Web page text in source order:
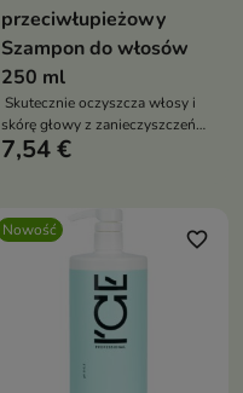
przeciwłupieżowy
Szampon do włosów
250 ml
Skutecznie oczyszcza włosy i
skórę głowy z zanieczyszczeń
oraz nadmiaru sebum.
7,54 €
Nowość favorite_border